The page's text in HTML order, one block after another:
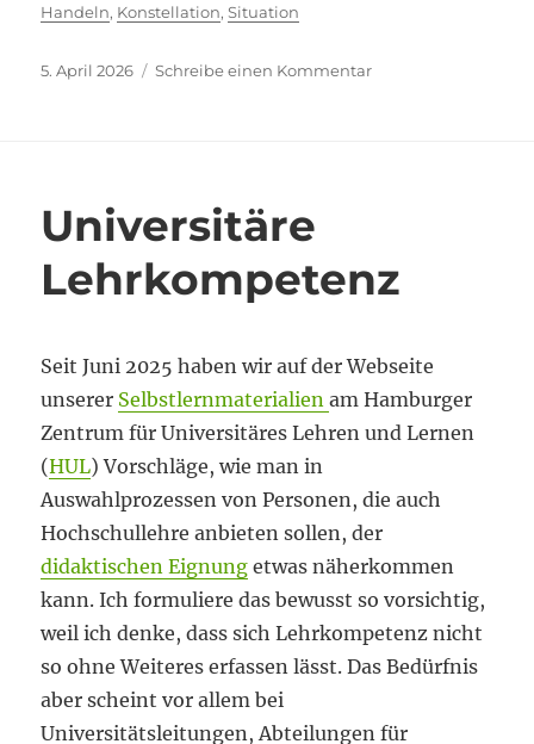
Handeln, Konstellation,Situation
Veröffentlicht
5. April 2026 Schreibe einen Kommentarzu
Universitäre
Lehrkompetenz
Seit Juni 2025 haben wir auf der Webseite
unserer Selbstlernmaterialienam Hamburger
Zentrum für Universitäres Lehren und Lernen
(HUL) Vorschläge, wie man in
Auswahlprozessen von Personen, die auch
Hochschullehre anbieten sollen, der
didaktischen Eignung etwas näherkommen
kann. Ich formuliere das bewusst so vorsichtig,
weil ich denke, dass sich Lehrkompetenz nicht
so ohne Weiteres erfassen lässt. Das Bedürfnis
aber scheint vor allem bei
Universitätsleitungen, Abteilungen für